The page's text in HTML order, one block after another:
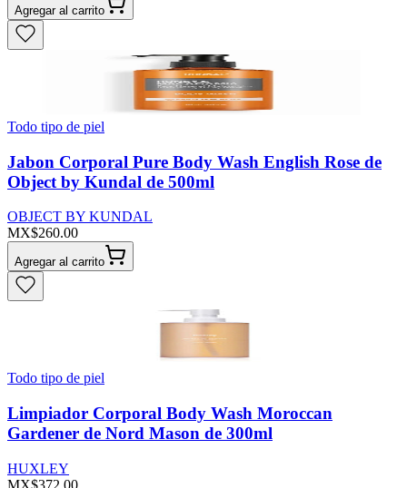
Agregar al carrito
Todo tipo de piel
Jabon Corporal Pure Body Wash English Rose de
Object by Kundal de 500ml
OBJECT BY KUNDAL
MX$260.00
Agregar al carrito
Todo tipo de piel
Limpiador Corporal Body Wash Moroccan
Gardener de Nord Mason de 300ml
HUXLEY
MX$372.00